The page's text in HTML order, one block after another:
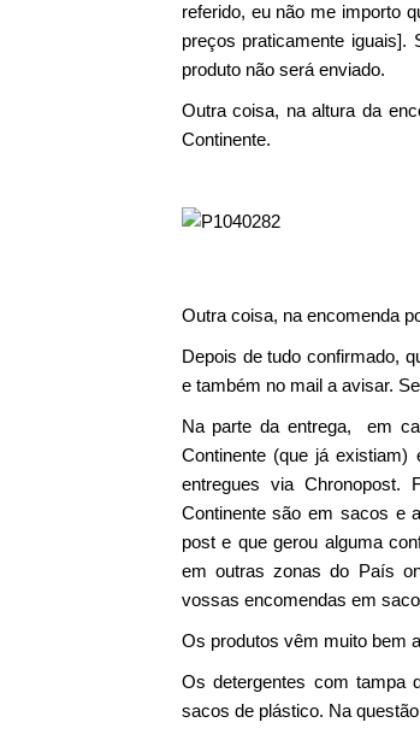
referido, eu não me importo
preços praticamente iguais].
produto não será enviado.
Outra coisa, na altura da
Continente.
Outra coisa, na encomenda
Depois de tudo confirmado,
e também no mail a avisar.
Na parte da entrega, em
Continente (que já
entregues via Chronopost.
Continente são em sacos e
post e que gerou alguma
em outras zonas do País
vossas encomendas em
Os produtos vêm muito bem
Os detergentes com tampa
sacos de plástico. Na